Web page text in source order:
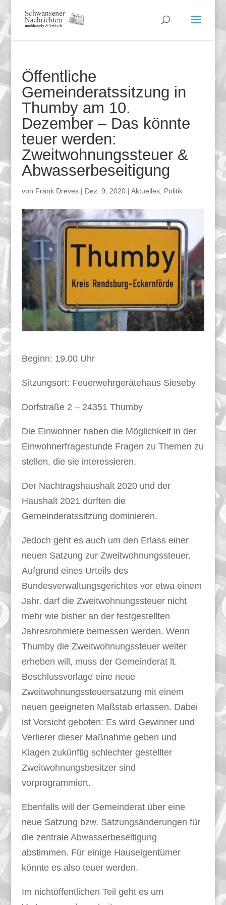
Öffentliche
Gemeinderatssitzung in
Thumby am 10.
Dezember – Das könnte
teuer werden:
Zweitwohnungssteuer &
Abwasserbeseitigung
von Frank Dreves| Dez. 9, 2020| Aktuelles, Politik
Beginn: 19.00 Uhr
Sitzungsort: Feuerwehrgerätehaus Sieseby
Dorfstraße 2 – 24351 Thumby
Die Einwohner haben die Möglichkeit in der
Einwohnerfragestunde Fragen zu Themen zu
stellen, die sie interessieren.
Der Nachtragshaushalt 2020 und der
Haushalt 2021 dürften die
Gemeinderatssitzung dominieren.
Jedoch geht es auch um den Erlass einer
neuen Satzung zur Zweitwohnungssteuer.
Aufgrund eines Urteils des
Bundesverwaltungsgerichtes vor etwa einem
Jahr, darf die Zweitwohnungssteuer nicht
mehr wie bisher an der festgestellten
Jahresrohmiete bemessen werden. Wenn
Thumby die Zweitwohnungssteuer weiter
erheben will, muss der Gemeinderat lt.
Beschlussvorlage eine neue
Zweitwohnungssteuersatzung mit einem
neuen geeigneten Maßstab erlassen. Dabei
ist Vorsicht geboten: Es wird Gewinner und
Verlierer dieser Maßnahme geben und
Klagen zukünftig schlechter gestellter
Zweitwohnungsbesitzer sind
vorprogrammiert.
Ebenfalls will der Gemeinderat über eine
neue Satzung bzw. Satzungsänderungen für
die zentrale Abwasserbeseitigung
abstimmen. Für einige Hauseigentümer
könnte es also teuer werden.
Im nichtöffentlichen Teil geht es um